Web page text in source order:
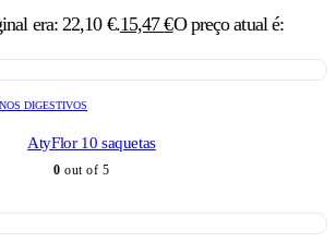
era: 22,10 €.15,47€O preço atual é:
DIGESTIVOS
AtyFlor 10 saquetas
0 out of 5